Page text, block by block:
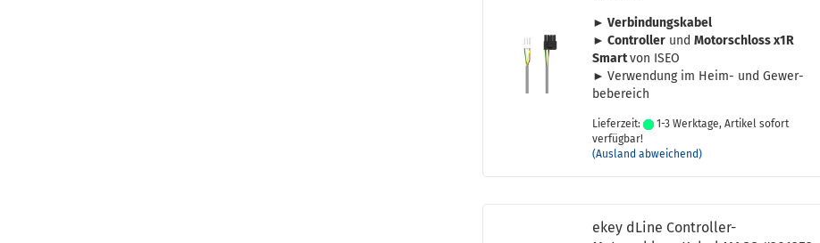
► Ver­bin­dungs­ka­bel
► Con­trol­ler undMo­tor­schloss x1R
Smartvon ISEO
►Ver­wen­dung im Heim- und Ge­wer­
be­be­reich
Lieferzeit:
1-3 Werktage, Artikel sofort
verfügbar!
(Ausland abweichend)
ekey dLine Controller-​​